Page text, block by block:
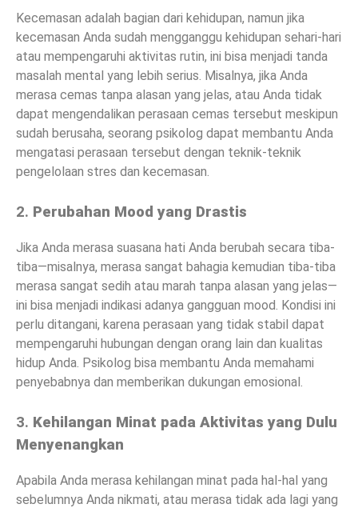
Kecemasan adalah bagian dari kehidupan, namun jika
kecemasan Anda sudah mengganggu kehidupan sehari-hari
atau mempengaruhi aktivitas rutin, ini bisa menjadi tanda
masalah mental yang lebih serius. Misalnya, jika Anda
merasa cemas tanpa alasan yang jelas, atau Anda tidak
dapat mengendalikan perasaan cemas tersebut meskipun
sudah berusaha, seorang psikolog dapat membantu Anda
mengatasi perasaan tersebut dengan teknik-teknik
pengelolaan stres dan kecemasan.
2. Perubahan Mood yang Drastis
Jika Anda merasa suasana hati Anda berubah secara tiba-
tiba—misalnya, merasa sangat bahagia kemudian tiba-tiba
merasa sangat sedih atau marah tanpa alasan yang jelas—
ini bisa menjadi indikasi adanya gangguan mood. Kondisi ini
perlu ditangani, karena perasaan yang tidak stabil dapat
mempengaruhi hubungan dengan orang lain dan kualitas
hidup Anda. Psikolog bisa membantu Anda memahami
penyebabnya dan memberikan dukungan emosional.
3. Kehilangan Minat pada Aktivitas yang Dulu
Menyenangkan
Apabila Anda merasa kehilangan minat pada hal-hal yang
sebelumnya Anda nikmati, atau merasa tidak ada lagi yang